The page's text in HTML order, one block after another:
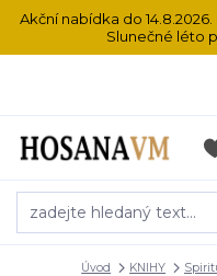
Akční nabídka do
Slunečné léto
Úvod KNIHY